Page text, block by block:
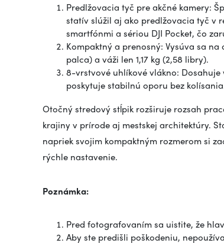
Predlžovacia tyč pre akčné kamery:
statív slúžil aj ako predlžovacia tyč v
smartfónmi a sériou DJI Pocket, čo
Kompaktný a prenosný: Vysúva sa
palca) a váži len 1,17 kg (2,58 libry).
8-vrstvové uhlíkové vlákno:
poskytuje stabilnú oporu bez
Otočný stredový stĺpik rozširuje rozsah
krajiny v prírode aj mestskej architektúry.
napriek svojim kompaktným rozmerom si
rýchle nastavenie.
Poznámka:
Pred fotografovaním sa uistite, že
Aby ste predišli poškodeniu,